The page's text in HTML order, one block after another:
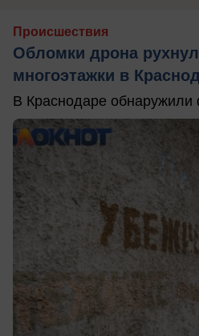
Происшествия
Обломки дрона
многоэтажки в
В Краснодаре